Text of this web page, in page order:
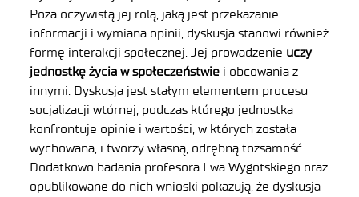
Poza oczywistą jej rolą, jaką jest przekazanie
informacji i wymiana opinii, dyskusja stanowi również
formę interakcji społecznej. Jej prowadzenie uczy
jednostkę życia w społeczeństwie i obcowania z
innymi. Dyskusja jest stałym elementem procesu
socjalizacji wtórnej, podczas którego jednostka
konfrontuje opinie i wartości, w których została
wychowana, i tworzy własną, odrębną tożsamość.
Dodatkowo badania profesora Lwa Wygotskiego oraz
opublikowane do nich wnioski pokazują, że dyskusja